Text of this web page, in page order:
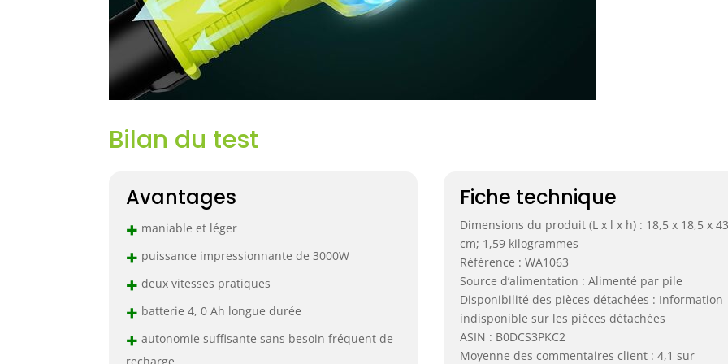
Bilan du test
Avantages
+ maniable et léger
+ puissance impressionnante de 3000W
+ deux vitesses pratiques
+ batterie 4, 0 Ah longue durée
+ autonomie suffisante sans besoin fréquent de
Fiche technique
Dimensions du produit (L x l x h) : 18,5 x 18,5 x
cm; 1,59 kilogrammes
Référence : WA1063
Source d’alimentation : Alimenté par pile
Disponibilité des pièces détachées : Information
indisponible sur les pièces détachées
ASIN : B0DCS3PKC2
Moyenne des commentaires client : 4,1 sur